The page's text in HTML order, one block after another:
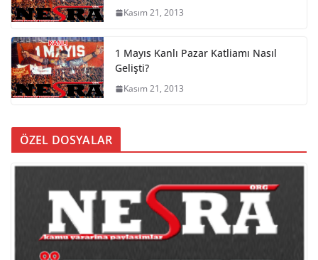
Kasım 21, 2013
1 Mayıs Kanlı Pazar Katliamı Nasıl
Gelişti?
Kasım 21, 2013
ÖZEL DOSYALAR